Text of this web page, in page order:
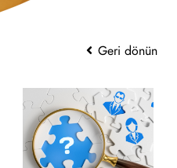
Geri dönün